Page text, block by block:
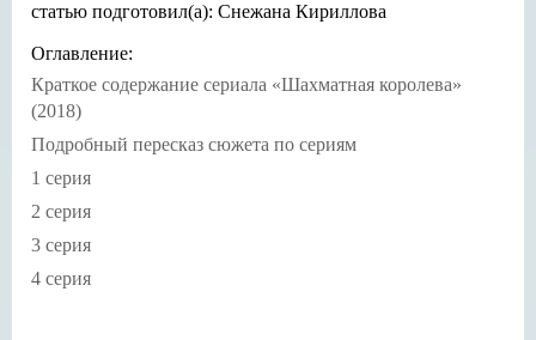
статью подготовил(а): Снежана Кириллова
Оглавление:
Краткое содержание сериала «Шахматная королева»
(2018)
Подробный пересказ сюжета по сериям
1 серия
2 серия
3 серия
4 серия